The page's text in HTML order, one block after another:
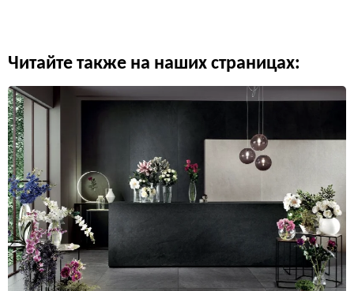
Читайте также на наших страницах: